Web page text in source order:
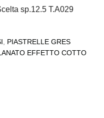
sp.12.5 T.A029
PIASTRELLE GRES
EFFETTO COTTO